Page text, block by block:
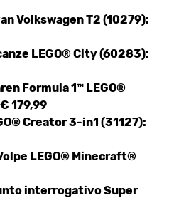
Volkswagen T2 (10279):
LEGO® City (60283):
Formula 1™ LEGO®
€ 179,99
Creator 3-in1 (31127):
LEGO® Minecraft®
interrogativo Super